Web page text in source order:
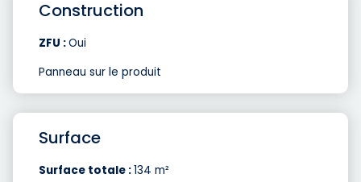
Construction
ZFU :Oui
Panneau sur le produit
Surface
Surface totale :134 m²